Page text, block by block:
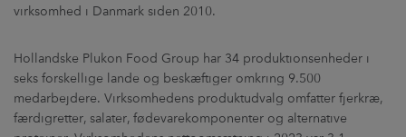
virksomhed i Danmark siden 2010.
Hollandske Plukon Food Group har 34 produktionsenheder i
seks forskellige lande og beskæftiger omkring 9.500
medarbejdere. Virksomhedens produktudvalg omfatter fjerkræ,
færdigretter, salater, fødevarekomponenter og alternative